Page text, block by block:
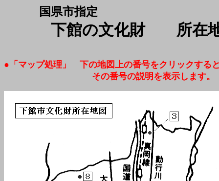
国県市指定
下館の文化財 所在
●「マップ処理」 下の地図上の番号をクリックする
その番号の説明を表示します。